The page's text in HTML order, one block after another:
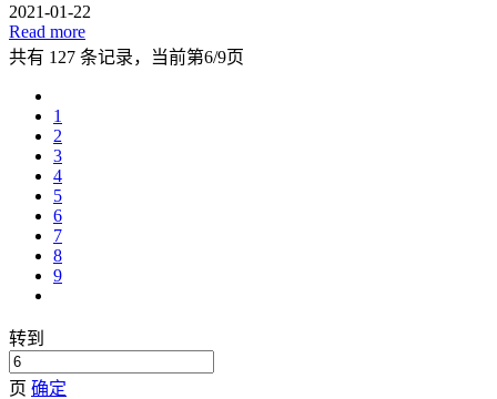
2021-01-22
Read more
共有 127 条记录，当前第6/9页
1
2
3
4
5
6
7
8
9
转到
页 确定